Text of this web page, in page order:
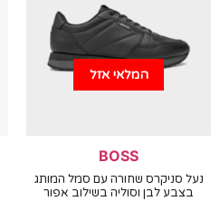
המלאי אזל
BOSS
סניקרס שחורה עם סמל המותג
לבן וסוליה בשילוב אפור